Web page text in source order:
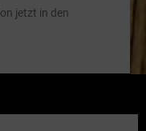
jetzt in den